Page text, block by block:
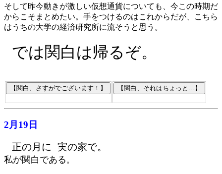
そして昨今動きが激しい仮想通貨についても、今この時期だ
からこそまとめたい。手をつけるのはこれからだが、こちら
はうちの大学の経済研究所に流そうと思う。
では関白は帰るぞ。
2月19日
正の月に 実の家で。
私が関白である 。